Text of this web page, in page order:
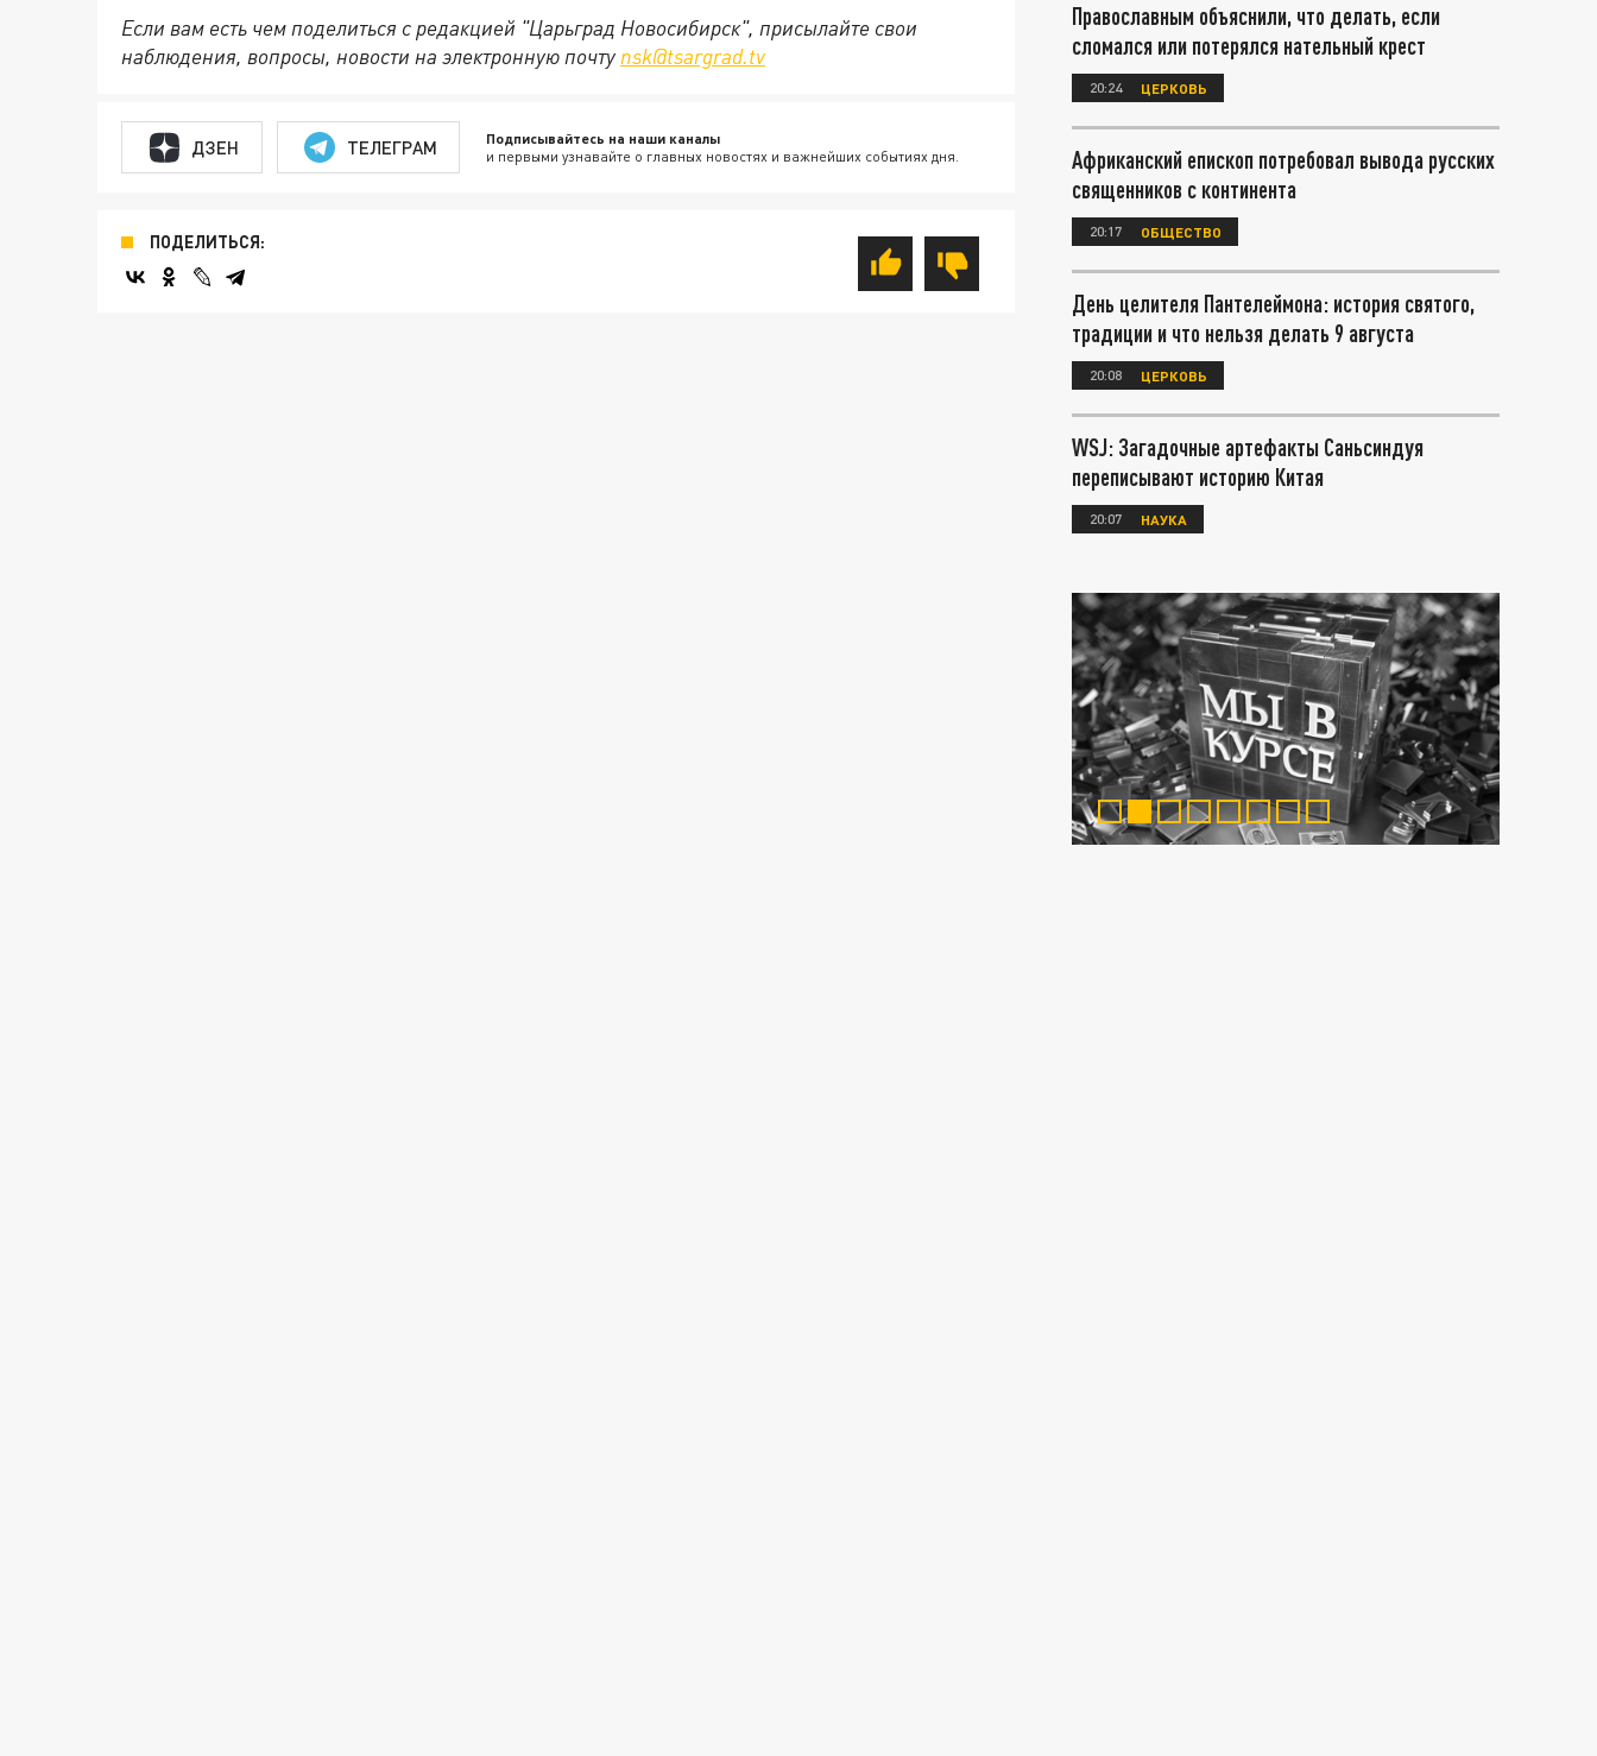
Если вам есть чем поделиться с редакцией "Царьград Новосибирск", присылайте свои
наблюдения, вопросы, новости на электронную почту nsk@tsargrad.tv
ДЗЕН ТЕЛЕГРАМ Подписывайтесь на наши каналы
и первыми узнавайте о главных новостях и важнейших событиях дня.
ПОДЕЛИТЬСЯ:
Православным объяснили, что делать, если
сломался или потерялся нательный крест
20:24 ЦЕРКОВЬ
Африканский епископ потребовал вывода русских
священников с континента
20:17 ОБЩЕСТВО
День целителя Пантелеймона: история святого,
традиции и что нельзя делать 9 августа
20:08 ЦЕРКОВЬ
WSJ: Загадочные артефакты Саньсиндуя
переписывают историю Китая
20:07 НАУКА